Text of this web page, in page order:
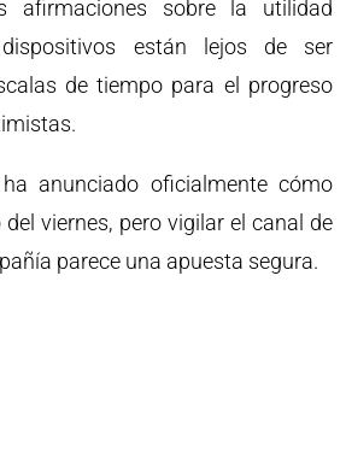
afirmaciones sobre la utilidad
están lejos de ser
de tiempo para el progreso
anunciado oficialmente cómo
viernes, pero vigilar el canal de
parece una apuesta segura.